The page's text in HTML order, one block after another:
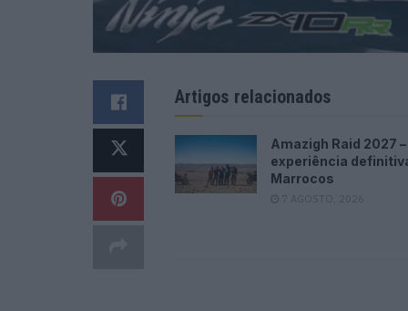
Artigos relacionados
Amazigh Raid 2027 –
experiência
Marrocos
7 AGOSTO, 2026